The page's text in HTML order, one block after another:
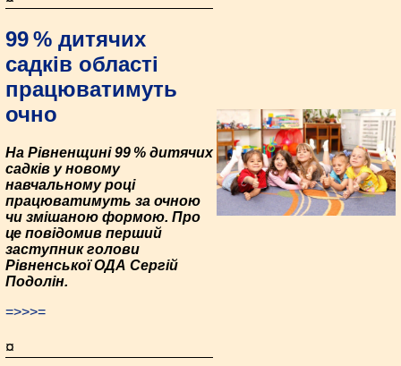
99 % дитячих
садків області
працюватимуть
очно
На Рівненщині 99 % дитячих
садків у новому
навчальному році
працюватимуть за очною
чи змішаною формою. Про
це повідомив перший
заступник голови
Рівненської ОДА Сергій
Подолін.
=>>>=
¤